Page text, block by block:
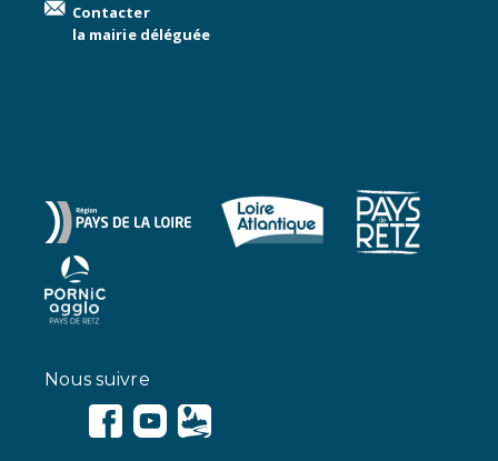
Contacter
la mairie déléguée
Nous suivre